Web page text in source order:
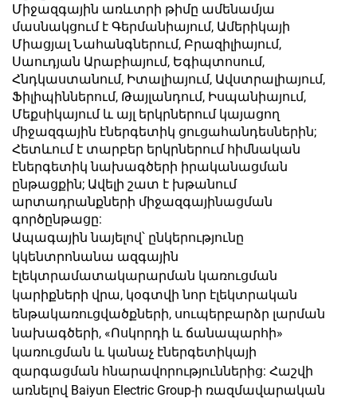
Միջազգային առևտրի թիմը ամենամյա
մասնակցում է Գերմանիայում, Ամերիկայի
Միացյալ Նահանգներում, Բրազիլիայում,
Սաուդյան Արաբիայում, Եգիպտոսում,
Հնդկաստանում, Իտալիայում, Ավստրալիայում,
Ֆիլիպիններում, Թայլանդում, Իսպանիայում,
Մեքսիկայում և այլ երկրներում կայացող
միջազգային էներգետիկ ցուցահանդեսներին;
Հետևում է տարբեր երկրներում հիմնական
էներգետիկ նախագծերի իրականացման
ընթացքին; Ավելի շատ է խթանում
արտադրանքների միջազգայինացման
գործընթացը:
Ապագային նայելով՝ ընկերությունը
կկենտրոնանա ազգային
էլեկտրամատակարարման կառուցման
կարիքների վրա, կօգտվի նոր էլեկտրական
ենթակառուցվածքների, սուպերբարձր լարման
նախագծերի, «Ոսկորդի և ճանապարհի»
կառուցման և կանաչ էներգետիկայի
զարգացման հնարավորություններից: Հաշվի
առնելով Baiyun Electric Group-ի ռազմավարական